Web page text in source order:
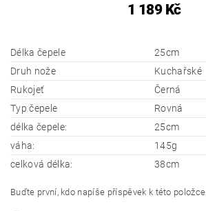
1 189 Kč
Délka čepele
25cm
Druh nože
Kuchařské
Rukojeť
Černá
Typ čepele
Rovná
délka čepele:
25cm
váha:
145g
celková délka:
38cm
Buďte první, kdo napíše příspěvek k této položce.